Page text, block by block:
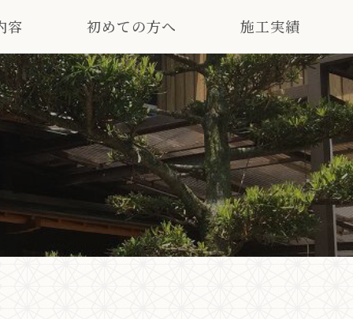
容 初めての方へ 施工実績